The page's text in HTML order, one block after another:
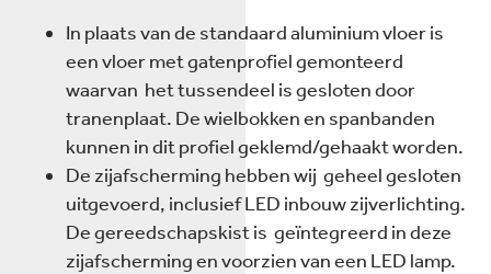
In plaats van de standaard aluminium vloer is
een vloer met gatenprofiel gemonteerd
waarvan het tussendeel is gesloten door
tranenplaat. De wielbokken en spanbanden
kunnen in dit profiel geklemd/gehaakt worden.
De zijafscherming hebben wij geheel gesloten
uitgevoerd, inclusief LED inbouw zijverlichting.
De gereedschapskist is geïntegreerd in deze
zijafscherming en voorzien van een LED lamp.